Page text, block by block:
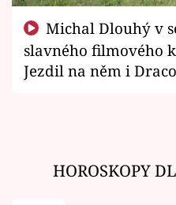
slavného filmového
Jezdil na něm i
HOROSKOPY